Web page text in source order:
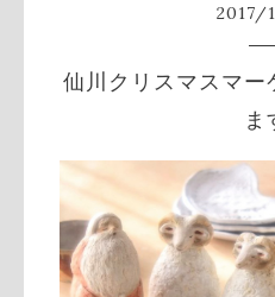
2017/
仙川クリスマスマー
ま